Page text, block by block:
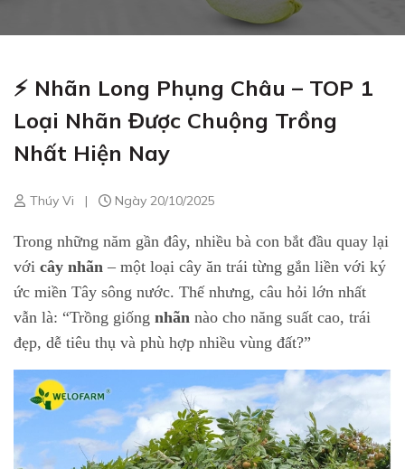
⚡ Nhãn Long Phụng Châu – TOP 1
Loại Nhãn Được Chuộng Trồng
Nhất Hiện Nay
Thúy Vi | Ngày 20/10/2025
Trong những năm gần đây, nhiều bà con bắt đầu quay lại
với cây nhãn – một loại cây ăn trái từng gắn liền với ký
ức miền Tây sông nước. Thế nhưng, câu hỏi lớn nhất
vẫn là: “Trồng giống nhãn nào cho năng suất cao, trái
đẹp, dễ tiêu thụ và phù hợp nhiều vùng đất?”